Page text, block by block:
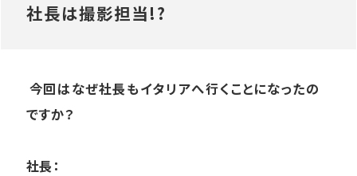
社長は​撮影担当!?
今回はなぜ社長もイタリアへ行くことになったの
ですか？
社長：